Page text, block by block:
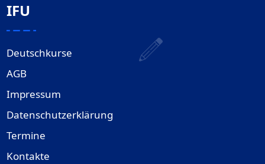
IFU
Deutschkurse
AGB
Impressum
Datenschutzerklärung
Termine
Kontakte